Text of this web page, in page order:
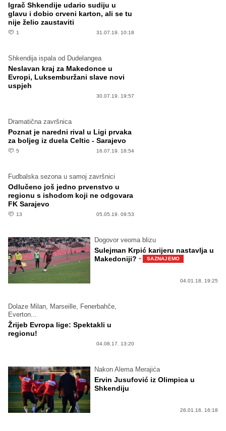
Igrač Shkendije udario sudiju u
glavu i dobio crveni karton, ali se tu
nije želio zaustaviti
1 31.07.19. 10:18
Shkendija ispala od Dudelangea
Neslavan kraj za Makedonce u
Evropi, Luksemburžani slave novi
uspjeh
30.07.19. 19:57
Dramatična završnica
Poznat je naredni rival u Ligi prvaka
za boljeg iz duela Celtic - Sarajevo
5 16.07.19. 18:54
Fudbalska sezona u samoj završnici
Odlučeno još jedno prvenstvo u
regionu s ishodom koji ne odgovara
FK Sarajevo
13 05.05.19. 09:53
Dogovor veoma blizu
Sulejman Krpić karijeru nastavlja u
Makedoniji? · SAZNAJEMO
04.01.18. 19:25
Dolaze Milan, Marseille, Fenerbahče,
Everton...
Žrijeb Evropa lige: Spektakli u
regionu!
04.08.17. 13:20
Nakon Alema Merajića
Ervin Jusufović iz Olimpica u
Shkendiju
26.01.16. 16:18